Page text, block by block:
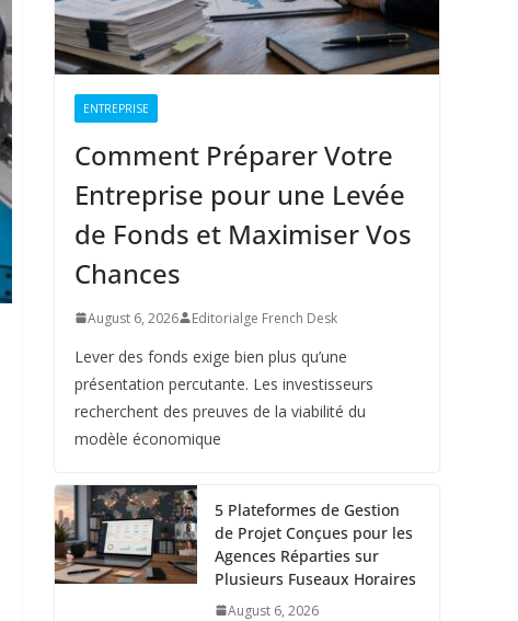
ENTREPRISE
Comment Préparer Votre
Entreprise pour une Levée
de Fonds et Maximiser Vos
Chances
August 6, 2026 Editorialge French Desk
Lever des fonds exige bien plus qu’une
présentation percutante. Les investisseurs
recherchent des preuves de la viabilité du
modèle économique
5 Plateformes de Gestion
de Projet Conçues pour les
Agences Réparties sur
Plusieurs Fuseaux Horaires
August 6, 2026